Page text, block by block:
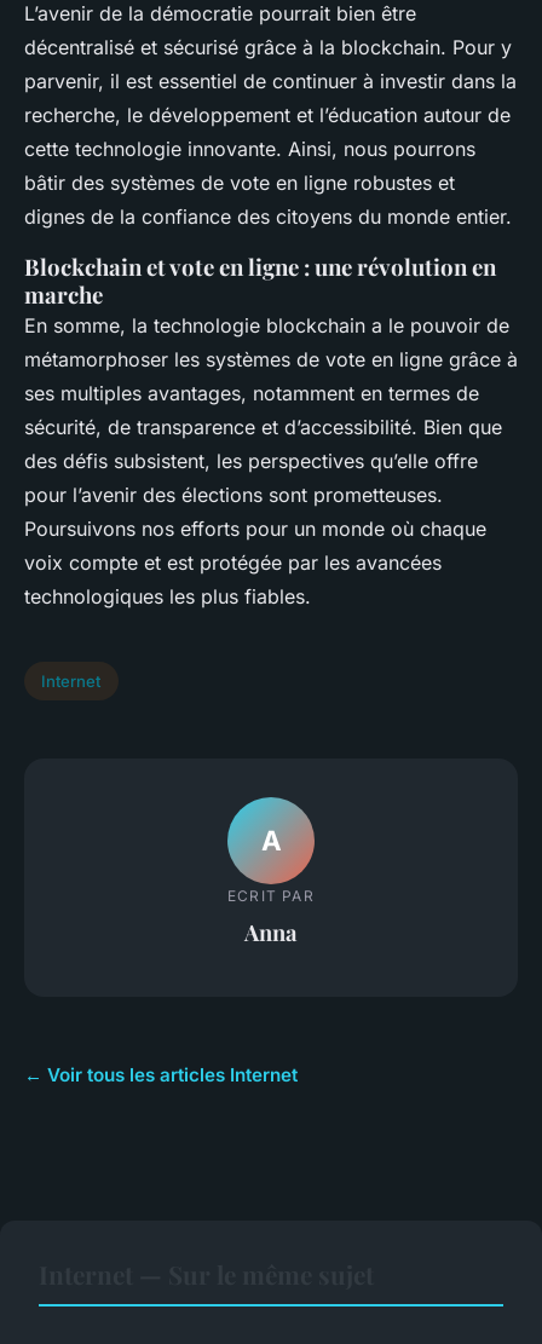
L’avenir de la démocratie pourrait bien être
décentralisé et sécurisé grâce à la blockchain. Pour y
parvenir, il est essentiel de continuer à investir dans la
recherche, le développement et l’éducation autour de
cette technologie innovante. Ainsi, nous pourrons
bâtir des systèmes de vote en ligne robustes et
dignes de la confiance des citoyens du monde entier.
Blockchain et vote en ligne : une révolution en
marche
En somme, la technologie blockchain a le pouvoir de
métamorphoser les systèmes de vote en ligne grâce à
ses multiples avantages, notamment en termes de
sécurité, de transparence et d’accessibilité. Bien que
des défis subsistent, les perspectives qu’elle offre
pour l’avenir des élections sont prometteuses.
Poursuivons nos efforts pour un monde où chaque
voix compte et est protégée par les avancées
technologiques les plus fiables.
Internet
A
ECRIT PAR
Anna
← Voir tous les articles Internet